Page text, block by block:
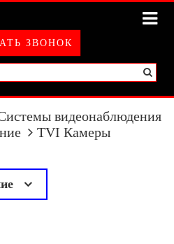
ЗВОНОК
видеонаблюдения
TVI Камеры